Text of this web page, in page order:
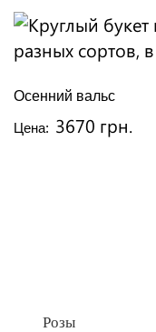
Осенний вальс
Цена: 3670 грн.
Розы